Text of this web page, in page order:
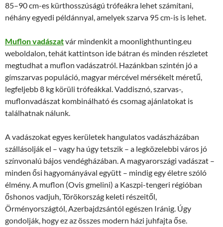
85–90 cm-es kürthosszúságú trófeákra lehet számítani,
néhány egyedi példánnyal, amelyek szarva 95 cm-is is lehet.
Muflon vadászatvár mindenkit a moonlighthunting.eu
weboldalon, tehát kattintson ide bátran és minden részletet
megtudhat a muflon vadászatról. Hazánkban szintén jó a
gímszarvas populáció, magyar mércével mérsékelt méretű,
legfeljebb 8 kg körüli trófeákkal. Vaddisznó, szarvas-,
muflonvadászat kombinálható és csomag ajánlatokat is
találhatnak nálunk.
A vadászokat egyes kerületek hangulatos vadászházában
szállásolják el – vagy ha úgy tetszik – a legközelebbi város jó
színvonalú bájos vendégházában. A magyarországi vadászat –
minden ősi hagyományával együtt – mindig egy életre szóló
élmény. A muflon (Ovis gmelini) a Kaszpi-tengeri régióban
őshonos vadjuh, Törökország keleti részeitől,
Örményországtól, Azerbajdzsántól egészen Iránig. Úgy
gondolják, hogy ez az összes modern házi juhfajta őse.